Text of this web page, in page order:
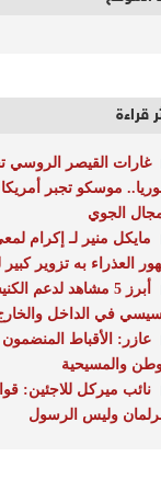
قراءة
غارات القيصر الروسي
موسكو تجبر
الجوي
مايكل منير لـ إكرام
العذراء به تزوير كبير
أبرز 5 مشاهد لدعم
في الداخل
عازر: الأقباط المنضمون
والمسيحية
نائب ميركل للاجئين:
وليس الرسول